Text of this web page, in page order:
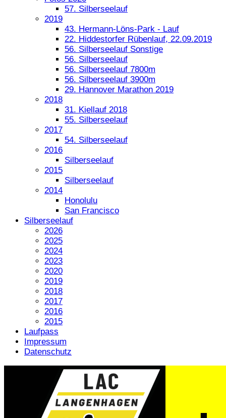
57. Silberseelauf
2019
43. Hermann-Löns-Park - Lauf
22. Hiddestorfer Rübenlauf, 22.09.2019
56. Silberseelauf Sonstige
56. Silberseelauf
56. Silberseelauf 7800m
56. Silberseelauf 3900m
29. Hannover Marathon 2019
2018
31. Kiellauf 2018
55. Silberseelauf
2017
54. Silberseelauf
2016
Silberseelauf
2015
Silberseelauf
2014
Honolulu
San Francisco
Silberseelauf
2026
2025
2024
2023
2020
2019
2018
2017
2016
2015
Laufpass
Impressum
Datenschutz